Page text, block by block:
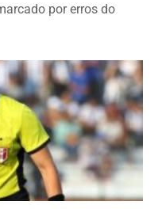
por erros do